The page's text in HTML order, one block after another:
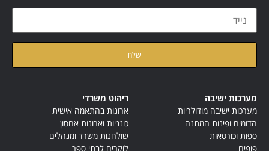
מערכות ישיבה
מערכות ישיבה מודולריות
הדומים ופינות המתנה
ספות וכורסאות
פופים
ריהוט משרדי
ארונות בהתאמה אישית
כונניות וארונות אחסון
שולחנות משרד ומנהלים
לוקרים לבתי ספר